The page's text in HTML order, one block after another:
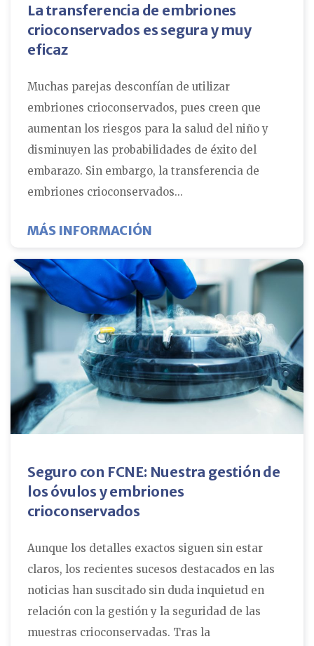
La transferencia de embriones
crioconservados es segura y muy
eficaz
Muchas parejas desconfían de utilizar
embriones crioconservados, pues creen que
aumentan los riesgos para la salud del niño y
disminuyen las probabilidades de éxito del
embarazo. Sin embargo, la transferencia de
embriones crioconservados...
MÁS INFORMACIÓN
Seguro con FCNE: Nuestra gestión de
los óvulos y embriones
crioconservados
Aunque los detalles exactos siguen sin estar
claros, los recientes sucesos destacados en las
noticias han suscitado sin duda inquietud en
relación con la gestión y la seguridad de las
muestras crioconservadas. Tras la